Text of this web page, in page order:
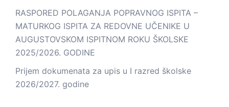
RASPORED POLAGANJA POPRAVNOG ISPITA –
MATURKOG ISPITA ZA REDOVNE UČENIKE U
AUGUSTOVSKOM ISPITNOM ROKU ŠKOLSKE
2025/2026. GODINE
Prijem dokumenata za upis u I razred školske
2026/2027. godine